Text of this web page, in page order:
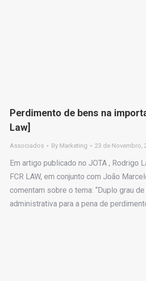
Perdimento de bens na
Law]
Associados By Marketing 23 de Novembro,
Em artigo publicado no JOTA , Rodrigo
FCR LAW, em conjunto com João
comentam sobre o tema: “Duplo grau
administrativa para a pena de